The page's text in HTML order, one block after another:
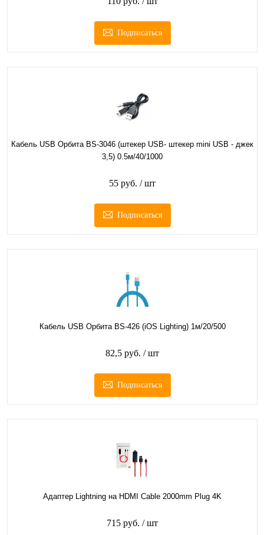
Подписаться
Кабель USB Орбита BS-3046 (штекер USB- штекер mini USB - джек
3,5) 0.5м/40/1000
55 руб. / шт
Подписаться
Кабель USB Орбита BS-426 (iOS Lighting) 1м/20/500
82,5 руб. / шт
Подписаться
Адаптер Lightning на HDMI Cable 2000mm Plug 4K
715 руб. / шт